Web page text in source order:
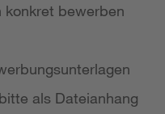
konkret bewerben
als Dateianhang